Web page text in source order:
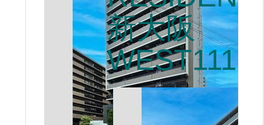
新大阪
WEST1115